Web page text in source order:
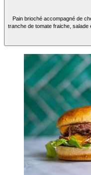
Pain brioché accompagné de
tranche de tomate fraiche, salade